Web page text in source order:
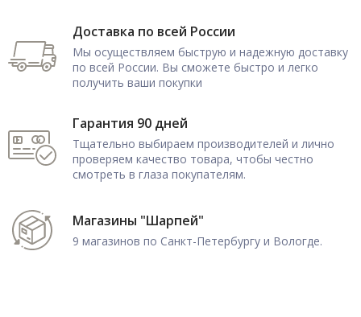
Доставка по всей России
Мы осуществляем быструю и надежную доставку
по всей России. Вы сможете быстро и легко
получить ваши покупки
Гарантия 90 дней
Тщательно выбираем производителей и лично
проверяем качество товара, чтобы честно
смотреть в глаза покупателям.
Магазины "Шарпей"
9 магазинов по Санкт-Петербургу и Вологде.